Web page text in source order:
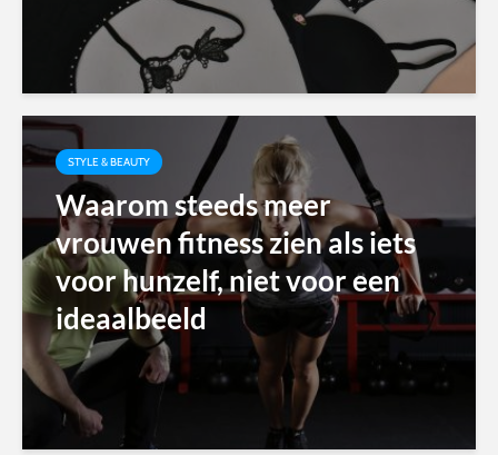
STYLE & BEAUTY
Waarom steeds meer
vrouwen fitness zien als iets
voor hunzelf, niet voor een
ideaalbeeld